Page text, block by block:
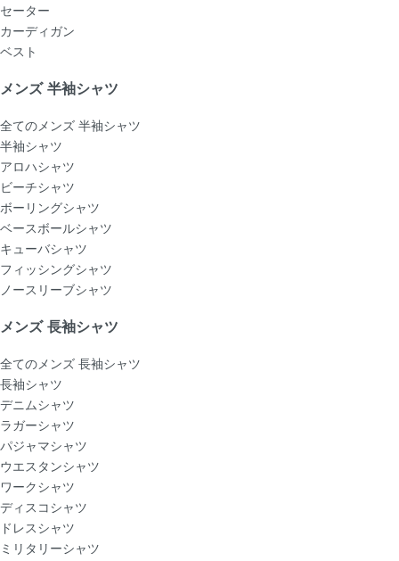
セーター
カーディガン
ベスト
メンズ 半袖シャツ
全てのメンズ 半袖シャツ
半袖シャツ
アロハシャツ
ビーチシャツ
ボーリングシャツ
ベースボールシャツ
キューバシャツ
フィッシングシャツ
ノースリーブシャツ
メンズ 長袖シャツ
全てのメンズ 長袖シャツ
長袖シャツ
デニムシャツ
ラガーシャツ
パジャマシャツ
ウエスタンシャツ
ワークシャツ
ディスコシャツ
ドレスシャツ
ミリタリーシャツ